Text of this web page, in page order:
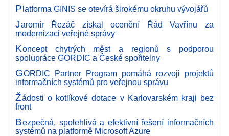
Platforma GINIS se otevírá širokému okruhu vývojářů
Jaromír Řezáč získal ocenění Řád Vavřínu za
modernizaci veřejné správy
Koncept chytrých měst a regionů s podporou
spolupráce GORDIC a České spořitelny
GORDIC Partner Program pomáhá rozvoji projektů
informačních systémů pro veřejnou správu
Žádosti o kotlíkové dotace v Karlovarském kraji bez
front
Bezpečná, spolehlivá a efektivní řešení informačních
systémů na platformě Microsoft Azure